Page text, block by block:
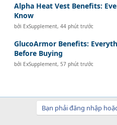
Alpha Heat Vest Benefits:
Know
bởi ExSupplement,44 phút trước
GlucoArmor Benefits:
Before Buying
bởi ExSupplement, 57 phút trước
Bạn phải đăng nhập